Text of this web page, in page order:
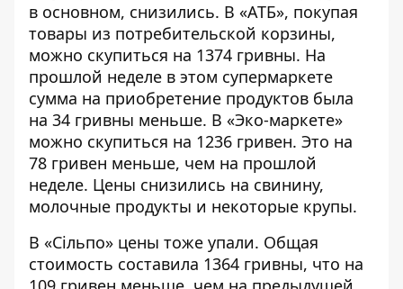
в основном, снизились. В «АТБ», покупая
товары из потребительской корзины,
можно скупиться на 1374 гривны. На
прошлой неделе в этом супермаркете
сумма на приобретение продуктов была
на 34 гривны меньше. В «Эко-маркете»
можно скупиться на 1236 гривен. Это на
78 гривен меньше, чем на прошлой
неделе. Цены снизились на свинину,
молочные продукты и некоторые крупы.
В «Сільпо» цены тоже упали. Общая
стоимость составила 1364 гривны, что на